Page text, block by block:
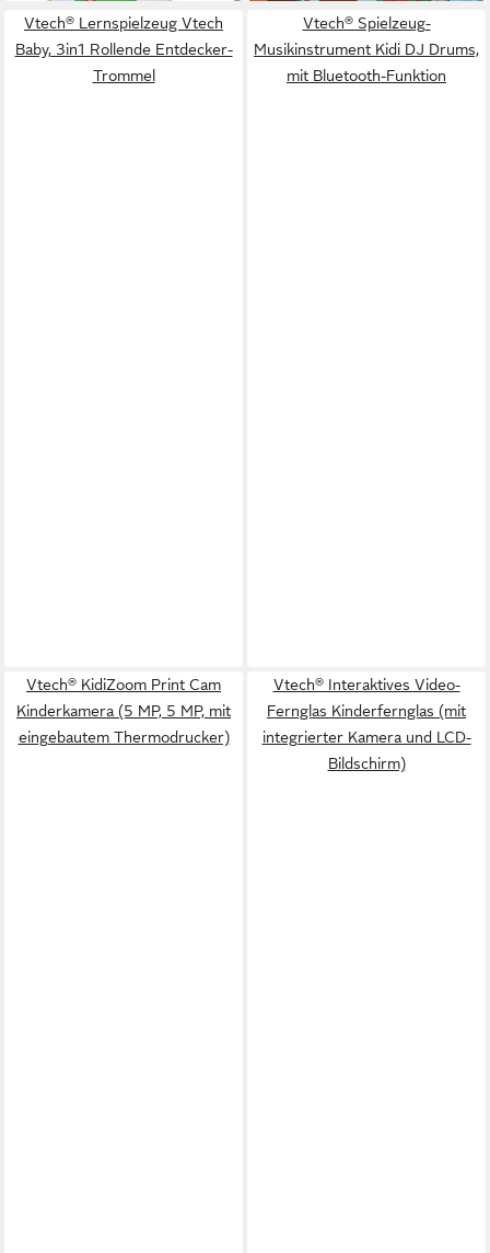
Vtech® Lernspielzeug Vtech
Baby, 3in1 Rollende Entdecker-
Trommel
Vtech® Spielzeug-
Musikinstrument Kidi DJ Drums,
mit Bluetooth-Funktion
Vtech® KidiZoom Print Cam
Kinderkamera (5 MP, 5 MP, mit
eingebautem Thermodrucker)
Vtech® Interaktives Video-
Fernglas Kinderfernglas (mit
integrierter Kamera und LCD-
Bildschirm)